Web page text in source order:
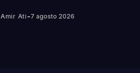
Amir Ati -7 agosto 2026